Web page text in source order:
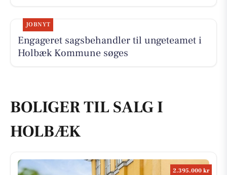
JOBNYT
Engageret sagsbehandler til ungeteamet i
Holbæk Kommune søges
BOLIGER TIL SALG I
HOLBÆK
2.395.000 kr